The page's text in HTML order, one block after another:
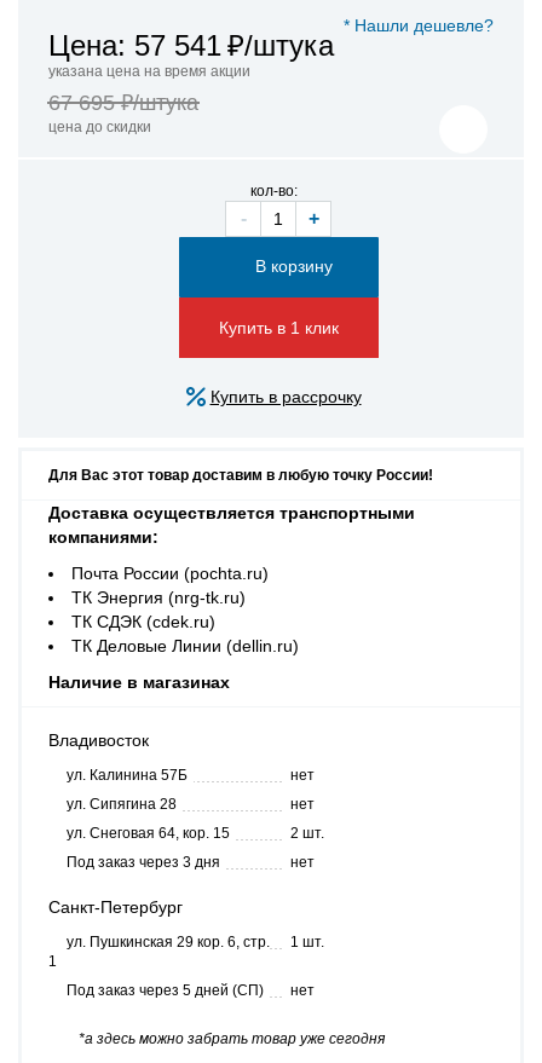
* Нашли дешевле?
Цена: 57 541₽/штука
указана цена на время акции
67 695 ₽/штука
цена до скидки
кол-во:
- +
Купить в 1 клик
Купить в рассрочку
Для Вас этот товар доставим в любую точку России!
Доставка осуществляется транспортными
компаниями:
Почта России (pochta.ru)
ТК Энергия (nrg-tk.ru)
ТК СДЭК (cdek.ru)
ТК Деловые Линии (dellin.ru)
Наличие в магазинах
Владивосток
ул. Калинина 57Б
нет
ул. Сипягина 28
нет
ул. Снеговая 64, кор. 15
2 шт.
Под заказ через 3 дня
нет
Санкт-Петербург
ул. Пушкинская 29 кор. 6, стр.
1
1 шт.
Под заказ через 5 дней (СП) нет
*а здесь можно забрать товар уже сегодня